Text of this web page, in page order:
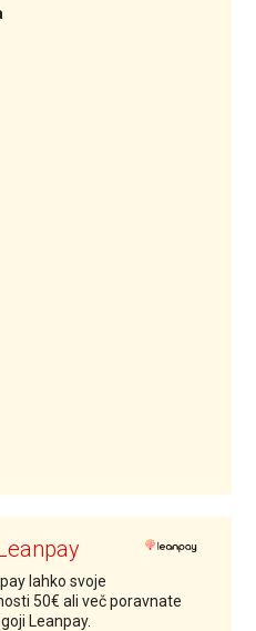
lahko svoje
50€ ali več poravnate
Leanpay.